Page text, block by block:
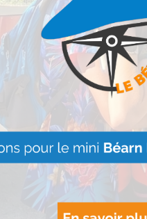
le
de la
les lieux